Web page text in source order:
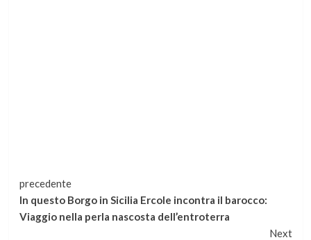
Continua
a
precedente
In questo Borgo in Sicilia Ercole incontra il barocco:
Viaggio nella perla nascosta dell’entroterra
Next